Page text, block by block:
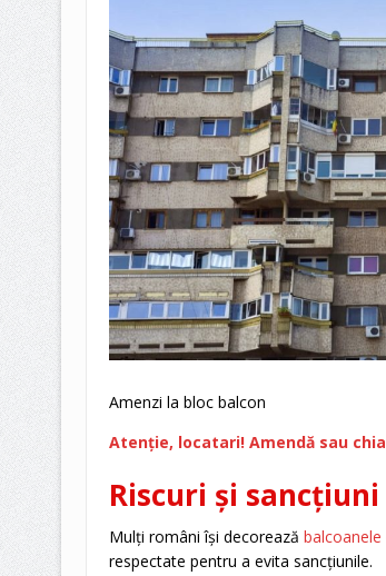
Amenzi la bloc balcon
Atenție, locatari! Amendă sau
Riscuri și
Mulți români își decorează balcoanele
respectate pentru a evita sancțiunile.